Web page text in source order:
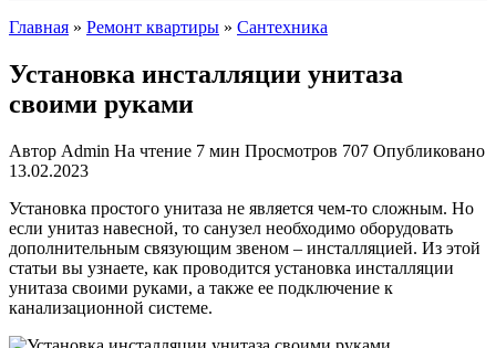
Главная » Ремонт квартиры » Сантехника
Установка инсталляции унитаза
своими руками
Автор Admin На чтение 7 мин Просмотров 707 Опубликовано
13.02.2023
Установка простого унитаза не является чем-то сложным. Но
если унитаз навесной, то санузел необходимо оборудовать
дополнительным связующим звеном – инсталляцией. Из этой
статьи вы узнаете, как проводится установка инсталляции
унитаза своими руками, а также ее подключение к
канализационной системе.